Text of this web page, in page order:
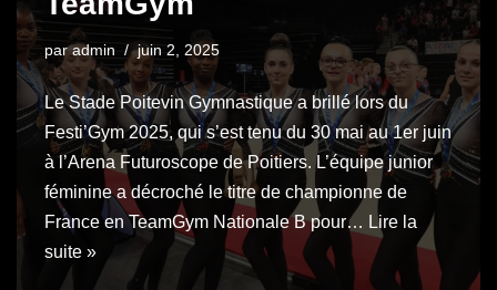
paradmin juin 2, 2025
Le Stade Poitevin Gymnastique a brillé lors du
Festi’Gym 2025, qui s’est tenu du 30 mai au 1er juin
à l’Arena Futuroscope de Poitiers. L’équipe junior
féminine a décroché le titre de championne de
France en TeamGym Nationale B pour… Lire la
suite »